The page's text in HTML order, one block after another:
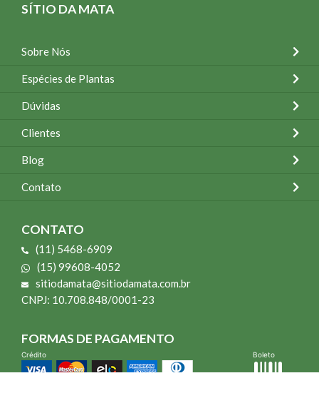
SÍTIO DA MATA
Sobre Nós
Espécies de Plantas
Dúvidas
Clientes
Blog
Contato
CONTATO
(11) 5468-6909
(15) 99608-4052
sitiodamata@sitiodamata.com.br
CNPJ: 10.708.848/0001-23
FORMAS DE PAGAMENTO
Crédito Boleto